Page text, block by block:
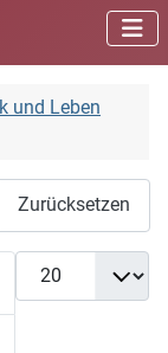
und Leben
Zurücksetzen
Anzeige #